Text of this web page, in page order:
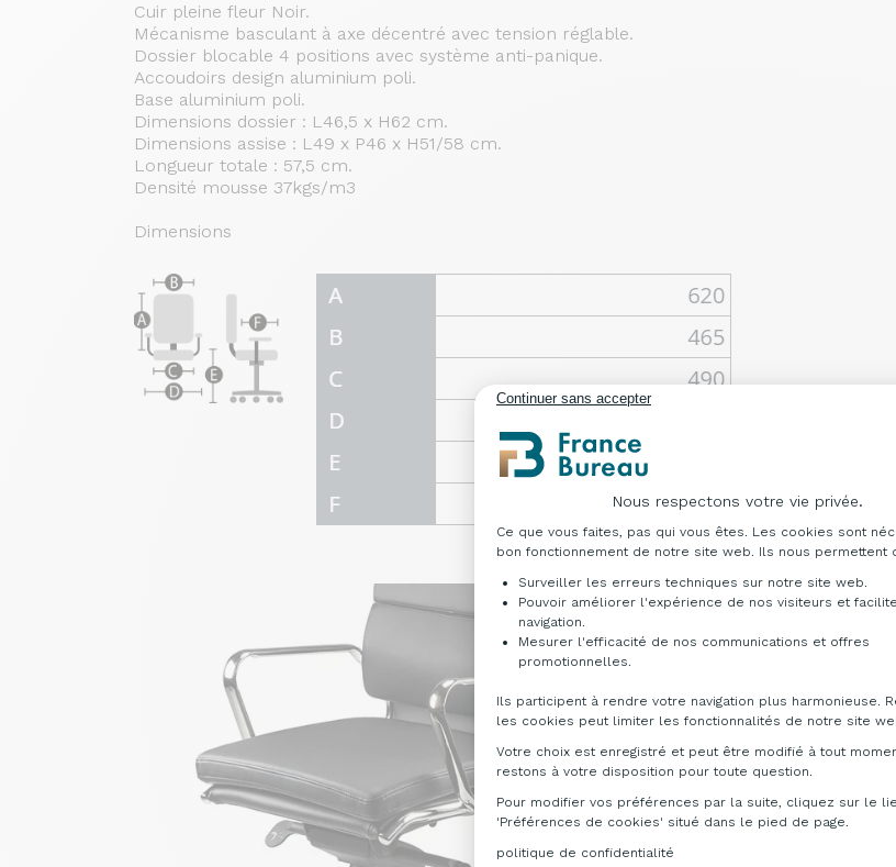
Continuer sans accepter
Nous respectons votre vie privée.
Plateforme de Gestion du
Ce que vous faites, pas qui vous êtes. Les cookies sont
bon fonctionnement de notre site web. Ils nous permettent
Surveiller les erreurs techniques sur notre site web.
Pouvoir améliorer l'expérience de nos visiteurs et
navigation.
Mesurer l'efficacité de nos communications et offres
promotionnelles.
Ils participent à rendre votre navigation plus harmonieuse.
les cookies peut limiter les fonctionnalités de notre site
Votre choix est enregistré et peut être modifié à tout
restons à votre disposition pour toute question.
Pour modifier vos préférences par la suite, cliquez sur le
'Préférences de cookies' situé dans le pied de page.
politique de confidentialité
Cuir pleine fleur Noir.
Mécanisme basculant à axe décentré avec tension réglable.
Dossier blocable 4 positions avec système anti-panique.
Accoudoirs design aluminium poli.
Base aluminium poli.
Dimensions dossier : L46,5 x H62 cm.
Dimensions assise : L49 x P46 x H51/58 cm.
Longueur totale : 57,5 cm.
Densité mousse 37kgs/m3
Dimensions
Pour
au
04 76 96 82